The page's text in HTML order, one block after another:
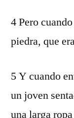
4 Pero
piedra, que
5 Y cuando
un joven
una larga